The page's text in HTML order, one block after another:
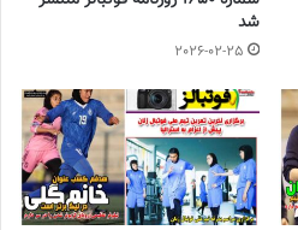
شد
2026-02-25